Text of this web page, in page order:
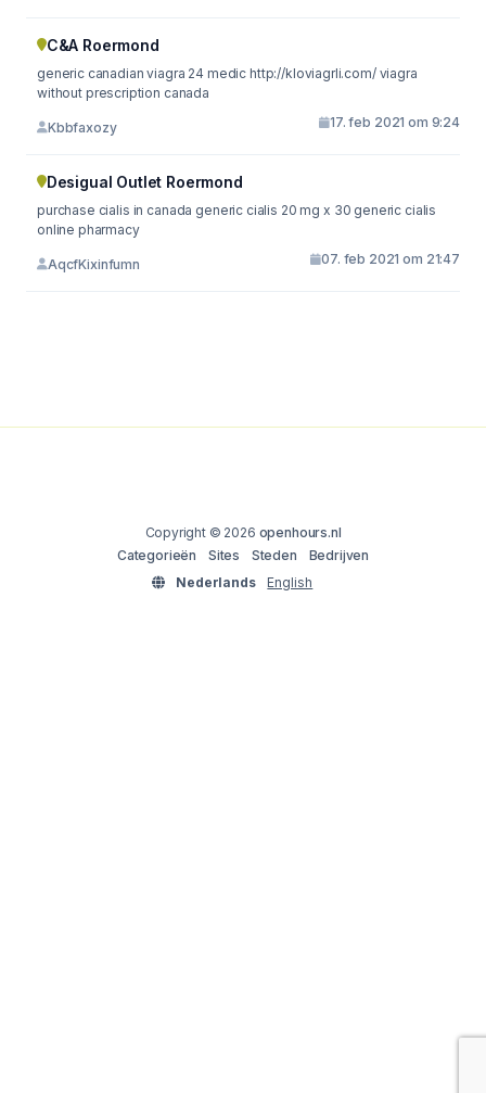
C&A Roermond
generic canadian viagra 24 medic http://kloviagrli.com/ viagra
without prescription canada
Kbbfaxozy 17. feb 2021 om 9:24
Desigual Outlet Roermond
purchase cialis in canada generic cialis 20 mg x 30 generic cialis
online pharmacy
AqcfKixinfumn 07. feb 2021 om 21:47
Copyright © 2026 openhours.nl
Categorieën
Sites Steden
Bedrijven
Nederlands
English